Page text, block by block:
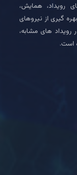
همایش،
گیری از نیروهای
رویداد های مشابه،
است.